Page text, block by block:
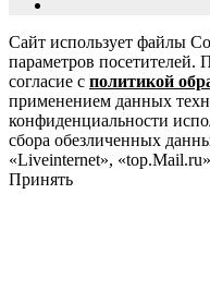
Сайт использует файлы
параметров посетителей.
согласие с политикой
применением данных
конфиденциальности
сбора обезличенных
«Liveinternet»,
Принять